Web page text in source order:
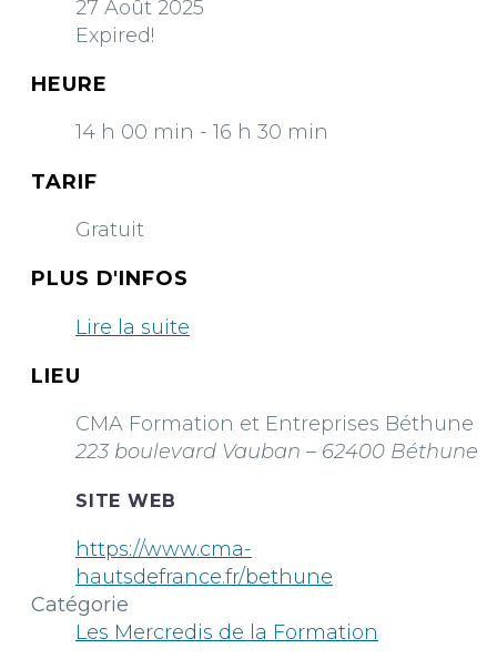
27 Août 2025
Expired!
HEURE
14 h 00 min - 16 h 30 min
TARIF
Gratuit
PLUS D'INFOS
Lire la suite
LIEU
CMA Formation et Entreprises Béthune
223 boulevard Vauban – 62400 Béthune
SITE WEB
https://www.cma-
hautsdefrance.fr/bethune
Catégorie
Les Mercredis de la Formation